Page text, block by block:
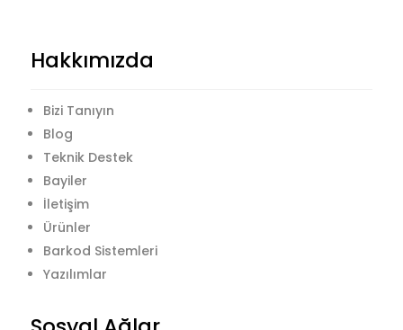
Hakkımızda
Bizi Tanıyın
Blog
Teknik Destek
Bayiler
İletişim
Ürünler
Barkod Sistemleri
Yazılımlar